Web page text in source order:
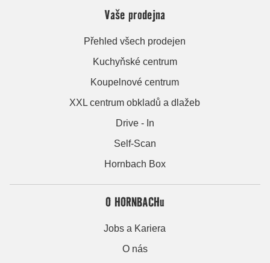
Vaše prodejna
Přehled všech prodejen
Kuchyňské centrum
Koupelnové centrum
XXL centrum obkladů a dlažeb
Drive - In
Self-Scan
Hornbach Box
O HORNBACHu
Jobs a Kariera
O nás